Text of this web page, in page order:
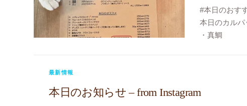
#ビストロヴェリテ
#bistroverite
#江東区大島
#本日のおす
本日のカル
・真鯛
#もすけ
最新情報
本日のお知らせ – from Instagram